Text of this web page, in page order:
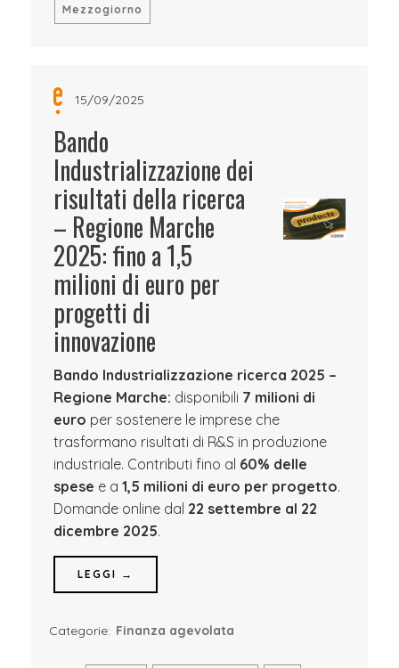
Mezzogiorno
15/09/2025
Bando
Industrializzazione dei
risultati della ricerca
– Regione Marche
2025: fino a 1,5
milioni di euro per
progetti di
innovazione
Bando Industrializzazione ricerca 2025 –
Regione Marche: disponibili 7 milioni di
euro per sostenere le imprese che
trasformano risultati di R&S in produzione
industriale. Contributi fino al 60% delle
spese e a 1,5 milioni di euro per progetto.
Domande online dal 22 settembre al 22
dicembre 2025.
LEGGI →
Categorie: Finanza agevolata